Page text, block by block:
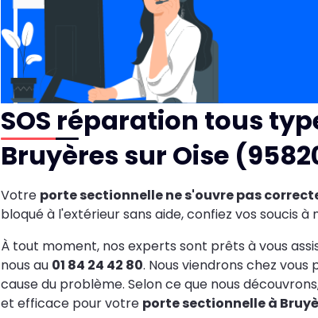
SOS réparation tous
Bruyères sur Oise
Votre porte sectionnelle ne s'ouvre pas
bloqué à l'extérieur sans aide, confiez vos soucis à
À tout moment, nos experts sont prêts à vous
nous au 01 84 24 42 80. Nous viendrons chez
cause du problème. Selon ce que nous
et efficace pour votre porte sectionnelle à